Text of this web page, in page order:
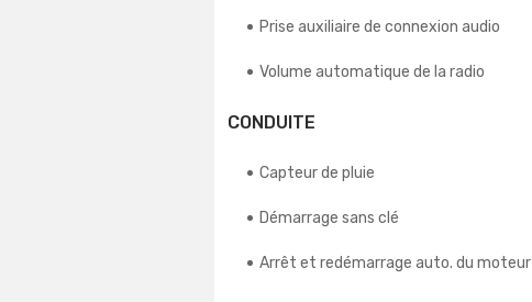
Prise auxiliaire de connexion audio
Volume automatique de la radio
CONDUITE
Capteur de pluie
Démarrage sans clé
Arrêt et redémarrage auto. du moteur